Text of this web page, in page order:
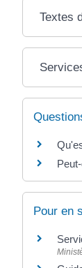
Textes
Pour en